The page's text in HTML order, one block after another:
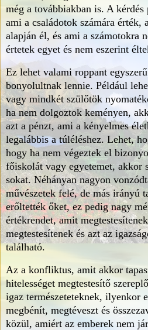
még a továbbiakban is. A
ami a családotok számára érték,
alapján él, és ami a számotokra
értetek egyet és nem eszerint
Ez lehet valami roppant
bonyolultnak lennie. Például
vagy mindkét szülőtök
ha nem dolgoztok keményen,
azt a pénzt, ami a kényelmes
legalábbis a túléléshez. Lehet,
hogy ha nem végeztek el
főiskolát vagy egyetemet, akkor
sokat. Néhányan nagyon
művészetek felé, de más irányú
erőltették őket, ez pedig nagy
értékrendet, amit
megtestesítenek és azt az
található.
Az a konfliktus, amit akkor
hitelességet megtestesítő
igaz természeteteknek, ilyenkor
megbénít, megtéveszt és
közül, amiért az emberek nem